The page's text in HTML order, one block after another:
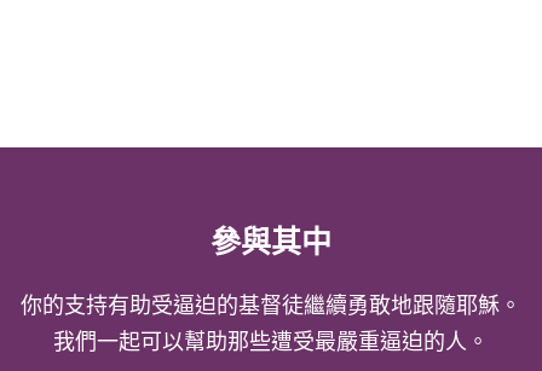
參與其中
你的支持有助受逼迫的基督徒繼續勇敢地跟隨耶穌。
我們一起可以幫助那些遭受最嚴重逼迫的人。